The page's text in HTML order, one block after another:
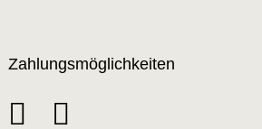
Zahlungsmöglichkeiten